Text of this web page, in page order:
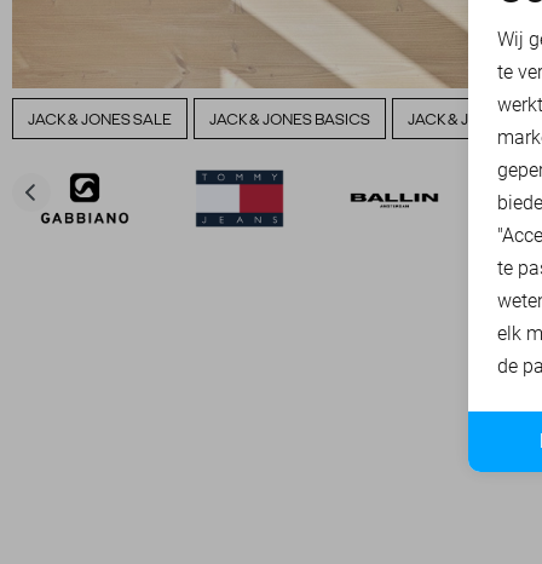
JACK & JONES SALE JACK & JONES BASICS JACK & JONES T-
Wij
te
te
elk
de